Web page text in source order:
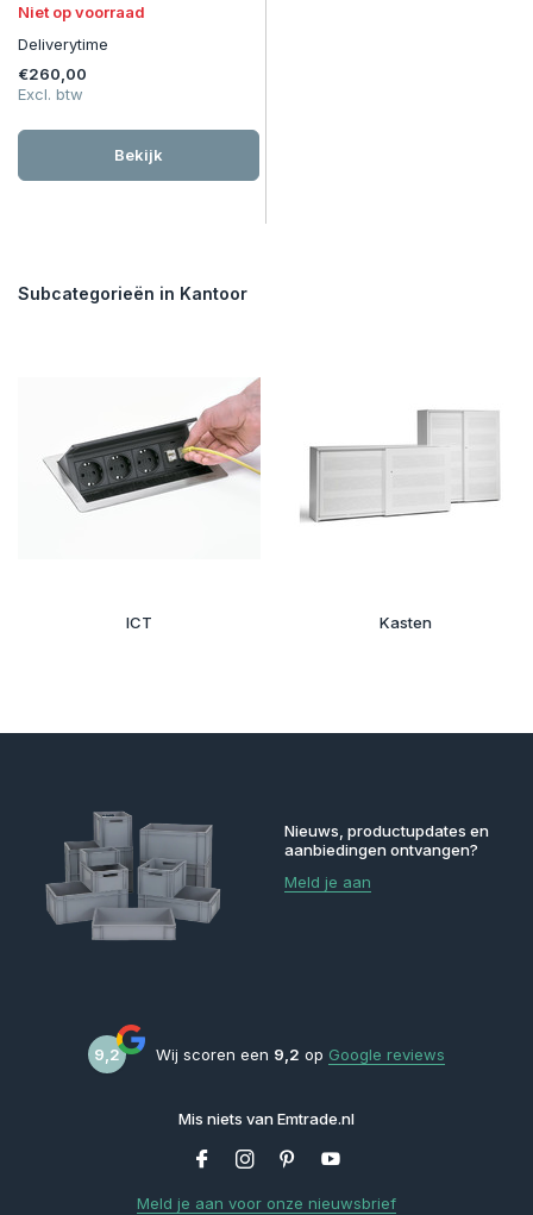
Niet op voorraad
Deliverytime
€260,00
Excl. btw
Bekijk
Subcategorieën in Kantoor
ICT Kasten
Nieuws, productupdates en
aanbiedingen ontvangen?
Meld je aan
9,2 Wij scoren een 9,2 op Google reviews
Mis niets van Emtrade.nl
Meld je aan voor onze nieuwsbrief